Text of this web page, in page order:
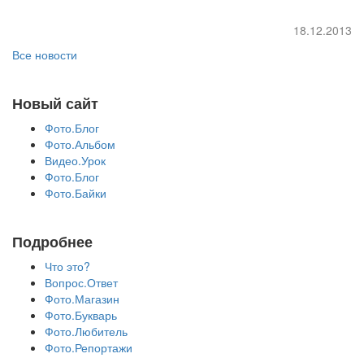
18.12.2013
Все новости
Новый сайт
Фото.Блог
Фото.Альбом
Видео.Урок
Фото.Блог
Фото.Байки
Подробнее
Что это?
Вопрос.Ответ
Фото.Магазин
Фото.Букварь
Фото.Любитель
Фото.Репортажи